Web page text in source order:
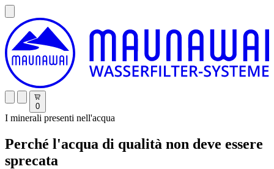
0
I minerali presenti nell'acqua
Perché l'acqua di qualità non deve essere
sprecata